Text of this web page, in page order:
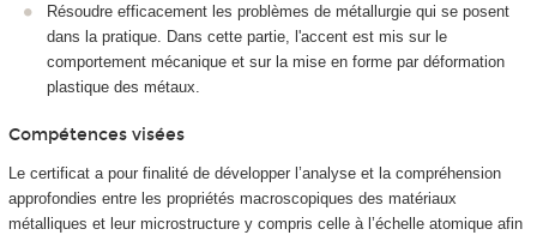
Résoudre efficacement les problèmes de métallurgie qui se posent
dans la pratique. Dans cette partie, l'accent est mis sur le
comportement mécanique et sur la mise en forme par déformation
plastique des métaux.
Compétences visées
Le certificat a pour finalité de développer l’analyse et la compréhension
approfondies entre les propriétés macroscopiques des matériaux
métalliques et leur microstructure y compris celle à l’échelle atomique afin